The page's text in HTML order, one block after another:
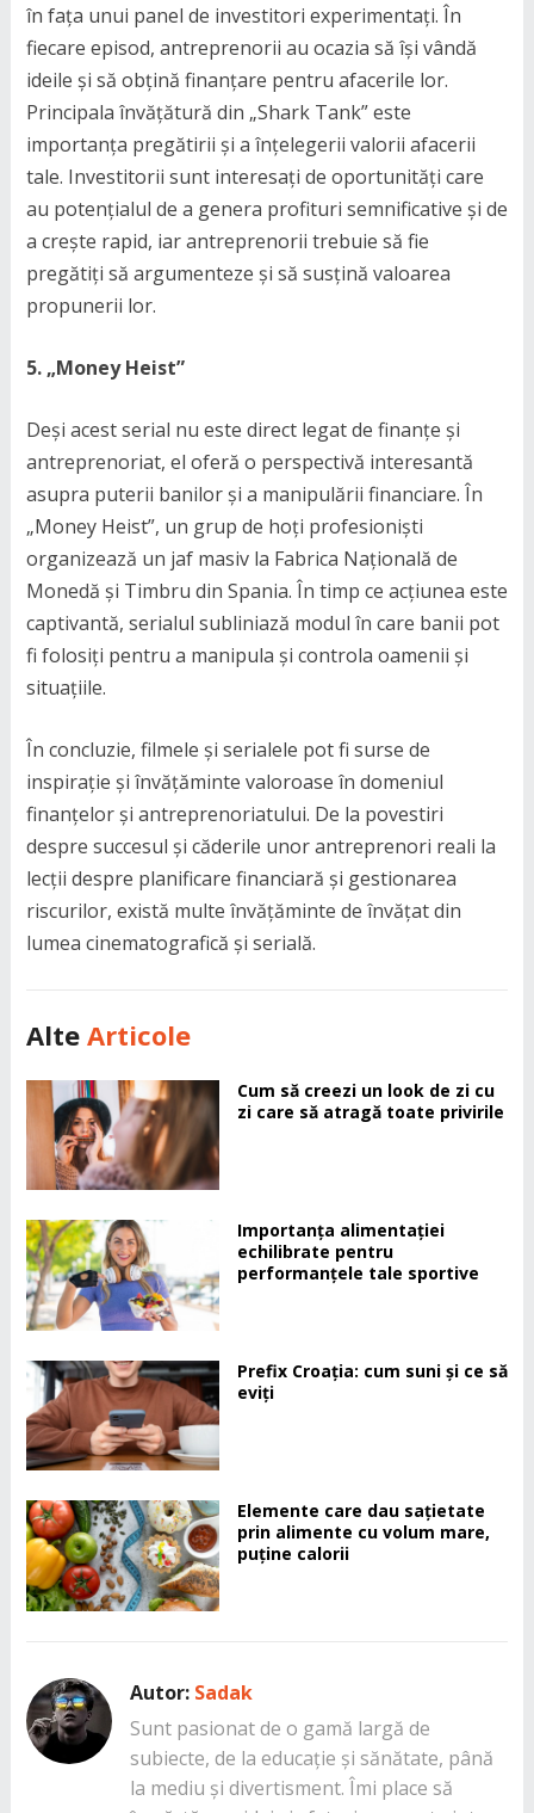
în fața unui panel de investitori experimentați. În
fiecare episod, antreprenorii au ocazia să își vândă
ideile și să obțină finanțare pentru afacerile lor.
Principala învățătură din „Shark Tank” este
importanța pregătirii și a înțelegerii valorii afacerii
tale. Investitorii sunt interesați de oportunități care
au potențialul de a genera profituri semnificative și de
a crește rapid, iar antreprenorii trebuie să fie
pregătiți să argumenteze și să susțină valoarea
propunerii lor.
5. „Money Heist”
Deși acest serial nu este direct legat de finanțe și
antreprenoriat, el oferă o perspectivă interesantă
asupra puterii banilor și a manipulării financiare. În
„Money Heist”, un grup de hoți profesioniști
organizează un jaf masiv la Fabrica Națională de
Monedă și Timbru din Spania. În timp ce acțiunea este
captivantă, serialul subliniază modul în care banii pot
fi folosiți pentru a manipula și controla oamenii și
situațiile.
În concluzie, filmele și serialele pot fi surse de
inspirație și învățăminte valoroase în domeniul
finanțelor și antreprenoriatului. De la povestiri
despre succesul și căderile unor antreprenori reali la
lecții despre planificare financiară și gestionarea
riscurilor, există multe învățăminte de învățat din
lumea cinematografică și serială.
Alte Articole
Cum să creezi un look de zi cu
zi care să atragă toate privirile
Importanța alimentației
echilibrate pentru
performanțele tale sportive
Prefix Croația: cum suni și ce să
eviți
Elemente care dau sațietate
prin alimente cu volum mare,
puține calorii
Autor: Sadak
Sunt pasionat de o gamă largă de
subiecte, de la educație și sănătate, până
la mediu și divertisment. Îmi place să